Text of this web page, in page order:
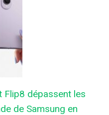
Flip8 dépassent les
de Samsung en